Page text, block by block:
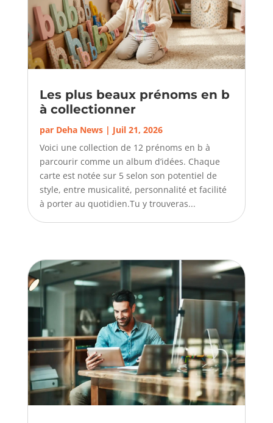
Les plus beaux prénoms en b
à collectionner
par Deha News| Juil 21, 2026
Voici une collection de 12 prénoms en b à
parcourir comme un album d’idées. Chaque
carte est notée sur 5 selon son potentiel de
style, entre musicalité, personnalité et facilité
à porter au quotidien.Tu y trouveras...